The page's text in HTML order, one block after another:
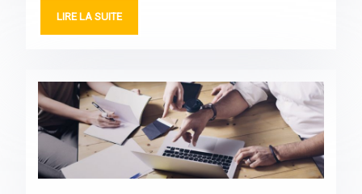
LIRE LA SUITE